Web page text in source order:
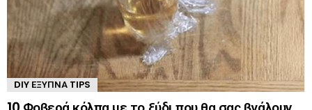
DIY ΈΞΥΠΝΑ TIPS